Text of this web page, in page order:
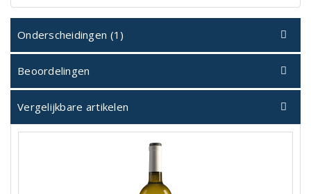
Onderscheidingen (1)
Beoordelingen
Vergelijkbare artikelen